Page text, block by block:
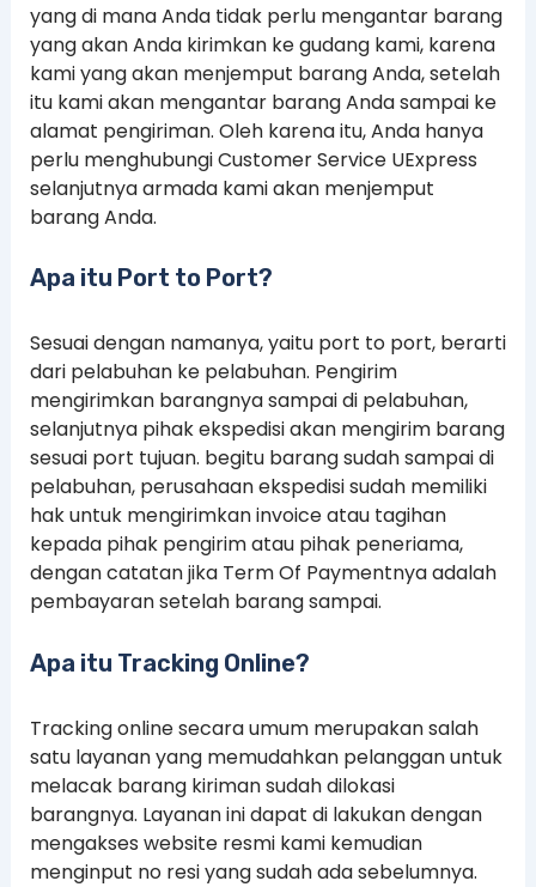
yang di mana Anda tidak perlu mengantar barang
yang akan Anda kirimkan ke gudang kami, karena
kami yang akan menjemput barang Anda, setelah
itu kami akan mengantar barang Anda sampai ke
alamat pengiriman. Oleh karena itu, Anda hanya
perlu menghubungi Customer Service UExpress
selanjutnya armada kami akan menjemput
barang Anda.
Apa itu Port to Port?
Sesuai dengan namanya, yaitu port to port, berarti
dari pelabuhan ke pelabuhan. Pengirim
mengirimkan barangnya sampai di pelabuhan,
selanjutnya pihak ekspedisi akan mengirim barang
sesuai port tujuan. begitu barang sudah sampai di
pelabuhan, perusahaan ekspedisi sudah memiliki
hak untuk mengirimkan invoice atau tagihan
kepada pihak pengirim atau pihak peneriama,
dengan catatan jika Term Of Paymentnya adalah
pembayaran setelah barang sampai.
Apa itu Tracking Online?
Tracking online secara umum merupakan salah
satu layanan yang memudahkan pelanggan untuk
melacak barang kiriman sudah dilokasi
barangnya. Layanan ini dapat di lakukan dengan
mengakses website resmi kami kemudian
menginput no resi yang sudah ada sebelumnya.